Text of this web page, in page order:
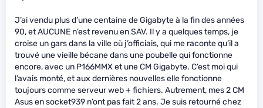
J’ai vendu plus d’une centaine de Gigabyte à la fin des années
90, et AUCUNE n’est revenu en SAV. Il y a quelques temps, je
croise un gars dans la ville où j’officiais, qui me raconte qu’il a
trouvé une vieille bécane dans une poubelle qui fonctionne
encore, avec un P166MMX et une CM Gigabyte. C’est moi qui
l’avais monté, et aux dernières nouvelles elle fonctionne
toujours comme serveur web + fichiers. Autrement, mes 2 CM
Asus en socket939 n’ont pas fait 2 ans. Je suis retourné chez